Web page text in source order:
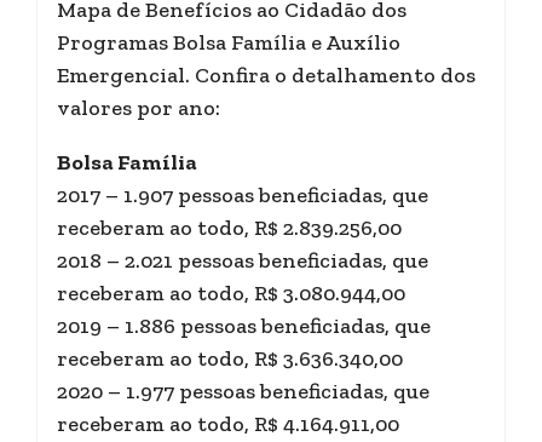
Mapa de Benefícios ao Cidadão dos
Programas Bolsa Família e Auxílio
Emergencial. Confira o detalhamento dos
valores por ano:
Bolsa Família
2017 – 1.907 pessoas beneficiadas, que
receberam ao todo, R$ 2.839.256,00
2018 – 2.021 pessoas beneficiadas, que
receberam ao todo, R$ 3.080.944,00
2019 – 1.886 pessoas beneficiadas, que
receberam ao todo, R$ 3.636.340,00
2020 – 1.977 pessoas beneficiadas, que
receberam ao todo, R$ 4.164.911,00